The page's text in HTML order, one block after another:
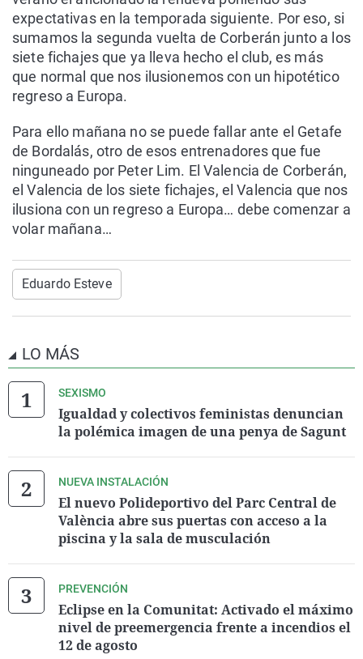
expectativas en la temporada siguiente. Por eso, si
sumamos la segunda vuelta de Corberán junto a los
siete fichajes que ya lleva hecho el club, es más
que normal que nos ilusionemos con un hipotético
regreso a Europa.
Para ello mañana no se puede fallar ante el Getafe
de Bordalás, otro de esos entrenadores que fue
ninguneado por Peter Lim. El Valencia de Corberán,
el Valencia de los siete fichajes, el Valencia que nos
ilusiona con un regreso a Europa… debe comenzar a
volar mañana…
Eduardo Esteve
LO MÁS
SEXISMO
Igualdad y colectivos feministas denuncian
la polémica imagen de una penya de Sagunt
NUEVA INSTALACIÓN
El nuevo Polideportivo del Parc Central de
València abre sus puertas con acceso a la
piscina y la sala de musculación
PREVENCIÓN
Eclipse en la Comunitat: Activado el máximo
nivel de preemergencia frente a incendios el
12 de agosto